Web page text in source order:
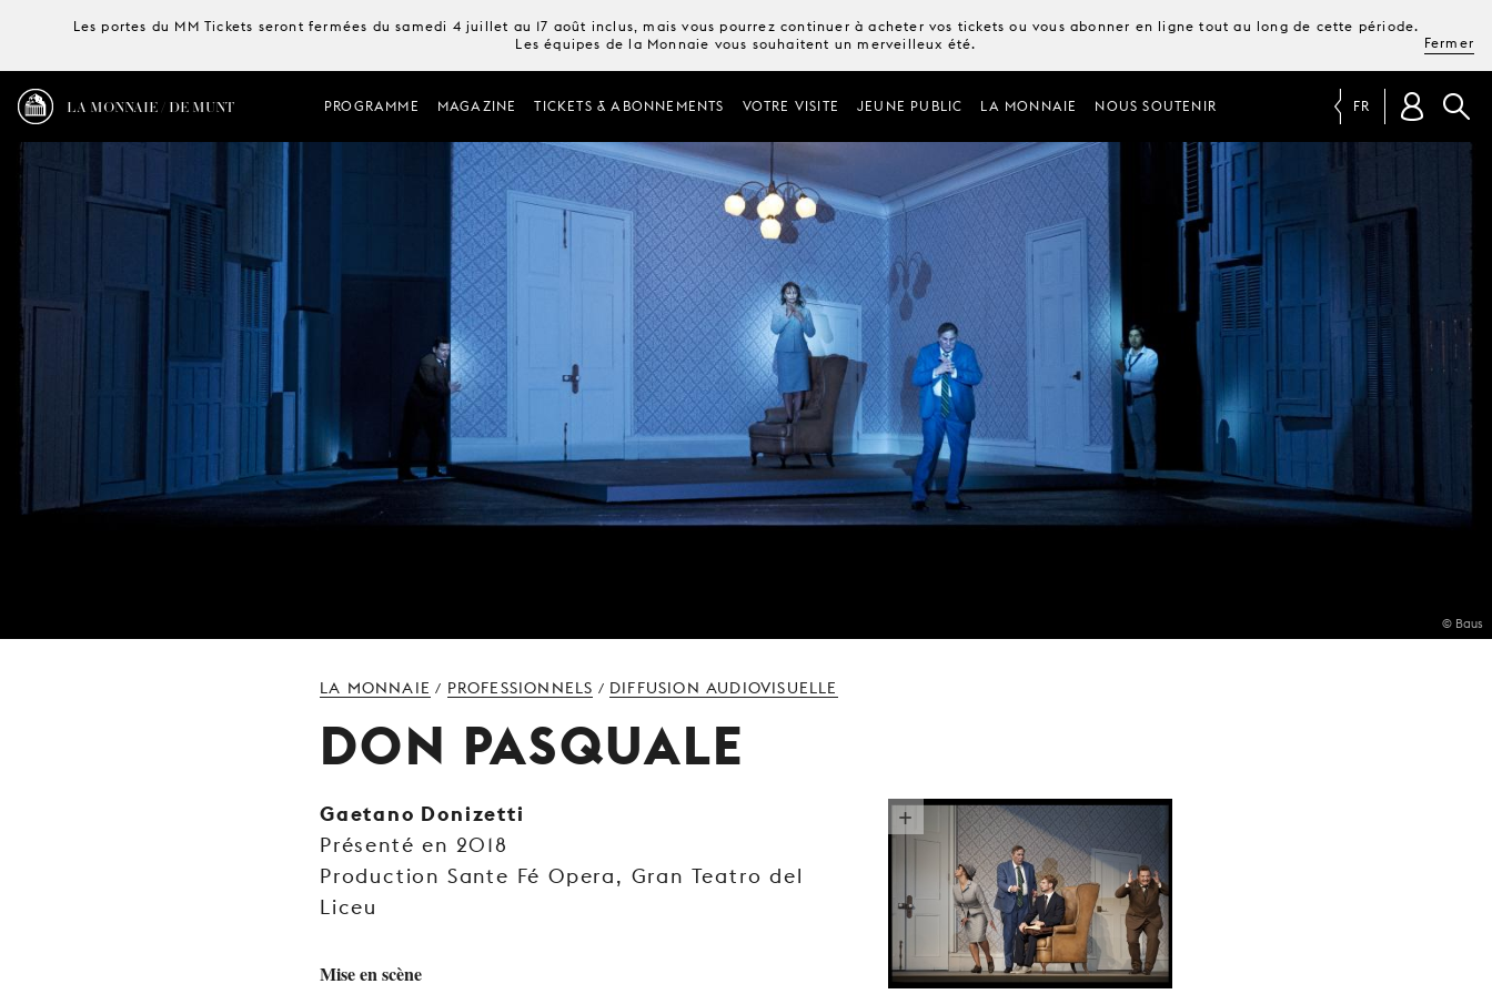
Les portes du MM Tickets seront fermées du samedi 4 juillet au 17 août inclus, mais vous pourrez continuer à acheter vos tickets ou vous abonner en ligne tout au long de cette période.
Les équipes de la Monnaie vous souhaitent un merveilleux été.
Fermer
LA MONNAIE / DE MUNT PROGRAMME MAGAZINE TICKETS & ABONNEMENTS VOTRE VISITE JEUNE PUBLIC LA MONNAIE NOUS SOUTENIR FR
© Baus
LA MONNAIE / PROFESSIONNELS / DIFFUSION AUDIOVISUELLE
DON PASQUALE
Gaetano Donizetti
Présenté en 2018
Production Sante Fé Opera, Gran Teatro del
Liceu
Mise en scène